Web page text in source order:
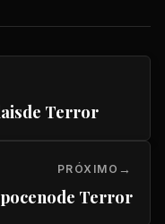
Terror
PRÓXIMO
Terror